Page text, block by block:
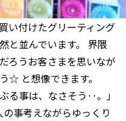
い付けたグリーティング
と並んでいます。 界隈
ろうお客さまを思いなが
☆ と想像できます。
る事は、なさそう‥。」
事考えながらゆっくり